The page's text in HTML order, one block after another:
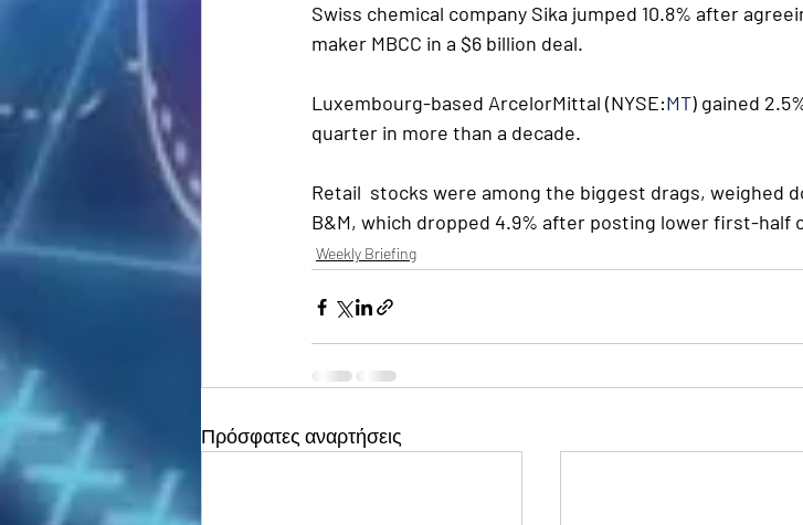
Swiss chemical company Sika jumped 10.8% after
maker MBCC in a $6 billion deal.
Luxembourg-based ArcelorMittal (NYSE:MT) gained
quarter in more than a decade.
Retail  stocks were among the biggest drags, weighed
B&M, which dropped 4.9% after posting lower first-half
Weekly Briefing
Πρόσφατες αναρτήσεις